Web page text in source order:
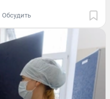
Обсудить